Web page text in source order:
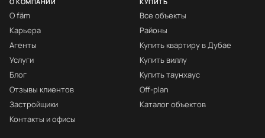
О fäm
Карьера
Агенты
Услуги
Блог
Отзывы клиентов
Застройщики
Контакты и офисы
Все объекты
Районы
Купить квартиру в Дубае
Купить виллу
Купить таунхаус
Off-plan
Каталог объектов